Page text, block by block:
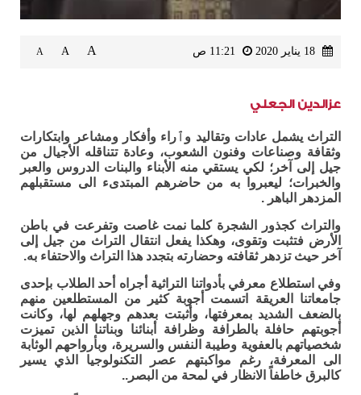
A
A
A
عزالدين الجعلي
التراث يشمل عادات وتقاليد وٱراء وأفكار ومشاعر وابتكارات
وثقافة وصناعات وفنون الشعوب، وعادة تتناقله الأجيال من
جيل إلى آخر؛ لكي يستقي منه الأبناء والبنات الدروس والعبر
والخبرات؛ ليعبروا به من حاضرهم المبتدىء الى مستقبلهم
المزدهر الباهر .
والتراث كجذور الشجرة كلما نمت غاصت وتفرعت في باطن
الأرض فتثبت وتقوى، وهكذا يفعل انتقال التراث من جيل إلى
آخر حيث تزدهر ثقافته وحضارته بتجدد هذا التراث والاحتفاء به.
وفي استطلاع معرفي بأدواتنا التراثية أجراه أحد الطلاب بإحدى
جامعاتنا العريقة اتسمت أجوبة كثير من المستطلعين منهم
بالضعف الشديد بمعرفتها، وأثبتت بعدهم وجهلهم لها، وكانت
أجوبتهم حافلة بالطرافة وظرافة أبنائنا وبناتنا الذين تميزت
شخصياتهم بالعفوية وطيبة النفس والسريرة، وبأرواحهم الوثابة
الى المعرفة، رغم مواكبتهم عصر التكنولوجيا الذي يسير
كالبرق خاطفاً الانظار في لمحة من البصر..